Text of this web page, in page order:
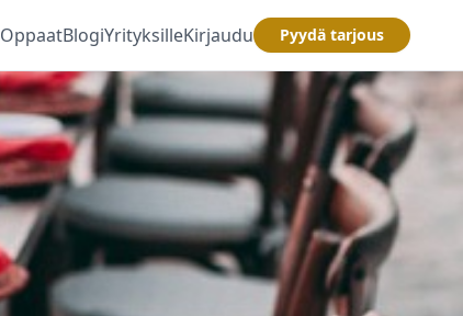
OppaatBlogiYrityksilleKirjaudu Pyydä tarjous